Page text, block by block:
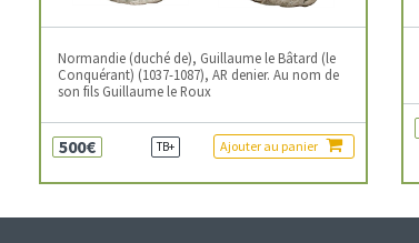
Normandie (duché de), Guillaume le Bâtard (le
Conquérant) (1037-1087), AR denier. Au nom de
son fils Guillaume le Roux
500€ TB+ Ajouter au panier